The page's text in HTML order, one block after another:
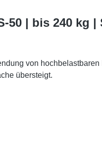
| bis 240 kg |
von
übersteigt.